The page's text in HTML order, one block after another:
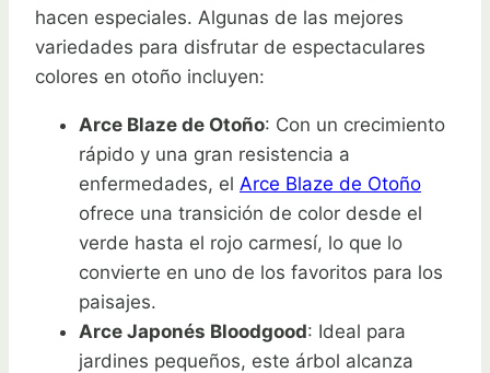
hacen especiales. Algunas de las mejores
variedades para disfrutar de espectaculares
colores en otoño incluyen:
Arce Blaze de Otoño: Con un crecimiento
rápido y una gran resistencia a
enfermedades, el Arce Blaze de Otoño
ofrece una transición de color desde el
verde hasta el rojo carmesí, lo que lo
convierte en uno de los favoritos para los
paisajes.
Arce Japonés Bloodgood: Ideal para
jardines pequeños, este árbol alcanza